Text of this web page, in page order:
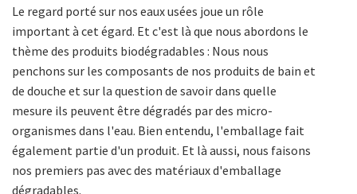
Le regard porté sur nos eaux usées joue un rôle
important à cet égard. Et c'est là que nous abordons le
thème des produits biodégradables : Nous nous
penchons sur les composants de nos produits de bain et
de douche et sur la question de savoir dans quelle
mesure ils peuvent être dégradés par des micro-
organismes dans l'eau. Bien entendu, l'emballage fait
également partie d'un produit. Et là aussi, nous faisons
nos premiers pas avec des matériaux d'emballage
dégradables.